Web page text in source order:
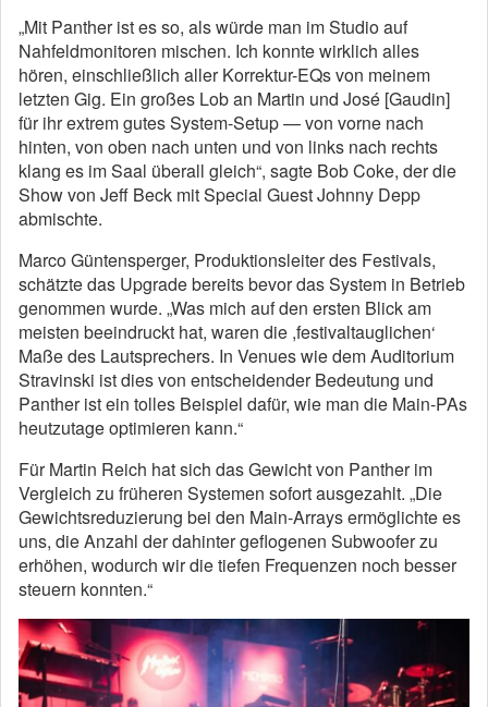
„Mit Panther ist es so, als würde man im Studio auf
Nahfeldmonitoren mischen. Ich konnte wirklich alles
hören, einschließlich aller Korrektur-EQs von meinem
letzten Gig. Ein großes Lob an Martin und José [Gaudin]
für ihr extrem gutes System-Setup — von vorne nach
hinten, von oben nach unten und von links nach rechts
klang es im Saal überall gleich“, sagte Bob Coke, der die
Show von Jeff Beck mit Special Guest Johnny Depp
abmischte.
Marco Güntensperger, Produktionsleiter des Festivals,
schätzte das Upgrade bereits bevor das System in Betrieb
genommen wurde. „Was mich auf den ersten Blick am
meisten beeindruckt hat, waren die ,festivaltauglichen‘
Maße des Lautsprechers. In Venues wie dem Auditorium
Stravinski ist dies von entscheidender Bedeutung und
Panther ist ein tolles Beispiel dafür, wie man die Main-PAs
heutzutage optimieren kann.“
Für Martin Reich hat sich das Gewicht von Panther im
Vergleich zu früheren Systemen sofort ausgezahlt. „Die
Gewichtsreduzierung bei den Main-Arrays ermöglichte es
uns, die Anzahl der dahinter geflogenen Subwoofer zu
erhöhen, wodurch wir die tiefen Frequenzen noch besser
steuern konnten.“